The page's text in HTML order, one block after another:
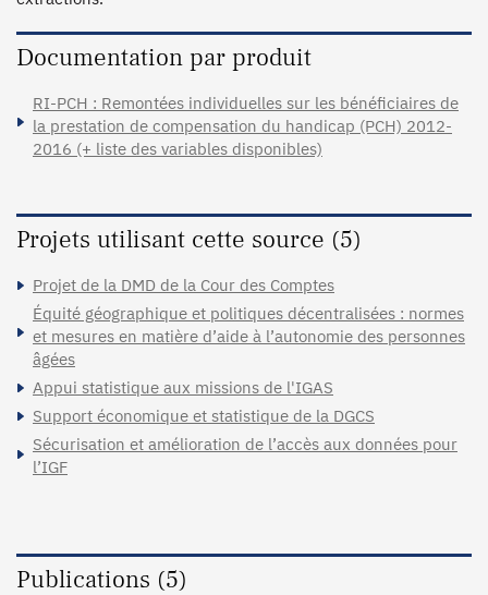
Documentation par produit
RI-PCH : Remontées individuelles sur les bénéficiaires de
la prestation de compensation du handicap (PCH) 2012-
2016 (+ liste des variables disponibles)
Projets utilisant cette source (5)
Projet de la DMD de la Cour des Comptes
Équité géographique et politiques décentralisées : normes
et mesures en matière d’aide à l’autonomie des personnes
âgées
Appui statistique aux missions de l'IGAS
Support économique et statistique de la DGCS
Sécurisation et amélioration de l’accès aux données pour
l’IGF
Publications (5)